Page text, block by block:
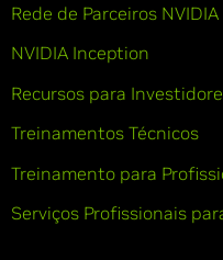
Rede de Parceiros NVIDIA
NVIDIA Inception
Recursos para
Treinamentos Técnicos
Treinamento para
Serviços Profissionais